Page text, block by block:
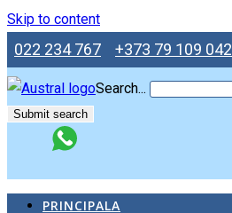
Skip to content
022 234 767 +373 79 109 042
Search...
Submit search
PRINCIPALA